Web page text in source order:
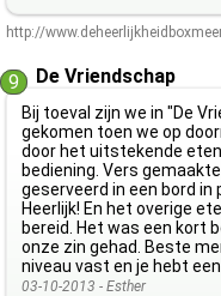
http://
9 De Vriendschap
Bij toeval zijn we in "De
gekomen toen we op
door het uitstekende
bediening. Vers
geserveerd in een bord in
Heerlijk! En het overige
bereid. Het was een kort
onze zin gehad. Beste
niveau vast en je hebt
03-10-2013 - Esther